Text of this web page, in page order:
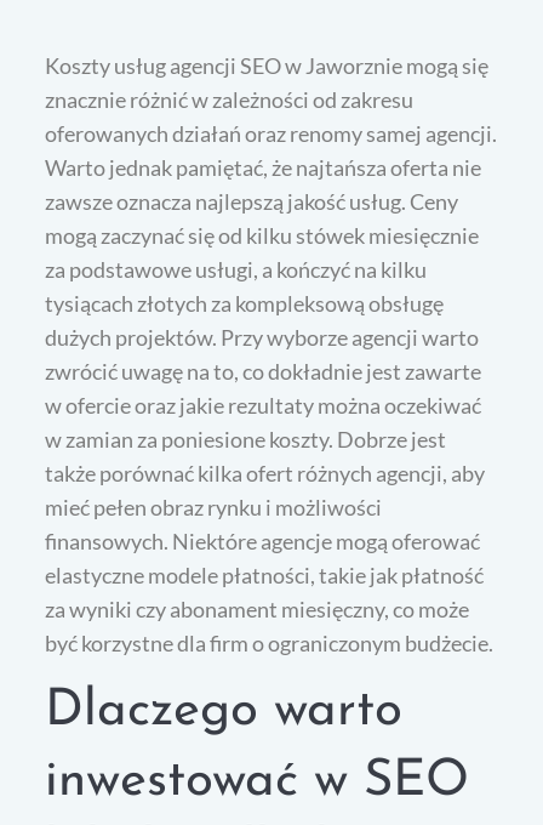
Koszty usług agencji SEO w Jaworznie mogą się
znacznie różnić w zależności od zakresu
oferowanych działań oraz renomy samej agencji.
Warto jednak pamiętać, że najtańsza oferta nie
zawsze oznacza najlepszą jakość usług. Ceny
mogą zaczynać się od kilku stówek miesięcznie
za podstawowe usługi, a kończyć na kilku
tysiącach złotych za kompleksową obsługę
dużych projektów. Przy wyborze agencji warto
zwrócić uwagę na to, co dokładnie jest zawarte
w ofercie oraz jakie rezultaty można oczekiwać
w zamian za poniesione koszty. Dobrze jest
także porównać kilka ofert różnych agencji, aby
mieć pełen obraz rynku i możliwości
finansowych. Niektóre agencje mogą oferować
elastyczne modele płatności, takie jak płatność
za wyniki czy abonament miesięczny, co może
być korzystne dla firm o ograniczonym budżecie.
Dlaczego warto
inwestować w SEO